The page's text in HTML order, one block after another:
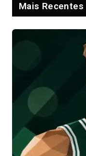
Mais Recentes